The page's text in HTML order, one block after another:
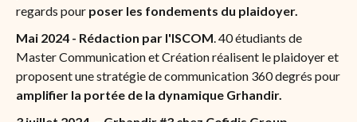
regards pour poser les fondements du plaidoyer.
Mai 2024 - Rédaction par l'ISCOM. 40 étudiants de
Master Communication et Création réalisent le plaidoyer et
proposent une stratégie de communication 360 degrés pour
amplifier la portée de la dynamique Grhandir.